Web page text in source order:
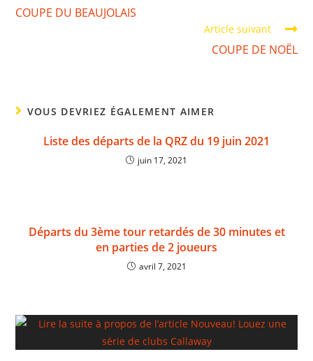
COUPE DU BEAUJOLAIS
Article suivant
COUPE DE NOËL
VOUS DEVRIEZ ÉGALEMENT AIMER
Liste des départs de la QRZ du 19 juin 2021
juin 17, 2021
Départs du 3ème tour retardés de 30 minutes et
en parties de 2 joueurs
avril 7, 2021